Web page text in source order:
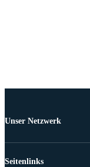
Unser Netzwerk
Seitenlinks